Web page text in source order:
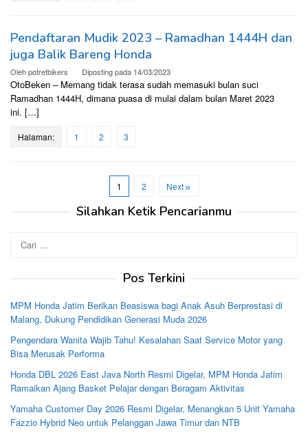
Pendaftaran Mudik 2023 – Ramadhan 1444H dan
juga Balik Bareng Honda
Olehpotretbikers Diposting pada 14/03/2023
OtoBeken – Memang tidak terasa sudah memasuki bulan suci
Ramadhan 1444H, dimana puasa di mulai dalam bulan Maret 2023
ini. […]
Halaman: 1 2 3
1 2 Next
Silahkan Ketik Pencarianmu
untuk:
Pos Terkini
MPM Honda Jatim Berikan Beasiswa bagi Anak Asuh Berprestasi di
Malang, Dukung Pendidikan Generasi Muda 2026
Pengendara Wanita Wajib Tahu! Kesalahan Saat Service Motor yang
Bisa Merusak Performa
Honda DBL 2026 East Java North Resmi Digelar, MPM Honda Jatim
Ramaikan Ajang Basket Pelajar dengan Beragam Aktivitas
Yamaha Customer Day 2026 Resmi Digelar, Menangkan 5 Unit Yamaha
Fazzio Hybrid Neo untuk Pelanggan Jawa Timur dan NTB